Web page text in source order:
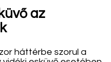
az
háttérbe szorul a